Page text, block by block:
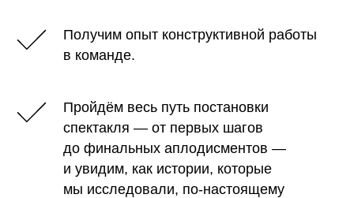
Получим опыт конструктивной работы
в команде.
Пройдём весь путь постановки
спектакля — от первых шагов
до финальных аплодисментов —
и увидим, как истории, которые
мы исследовали, по-настоящему